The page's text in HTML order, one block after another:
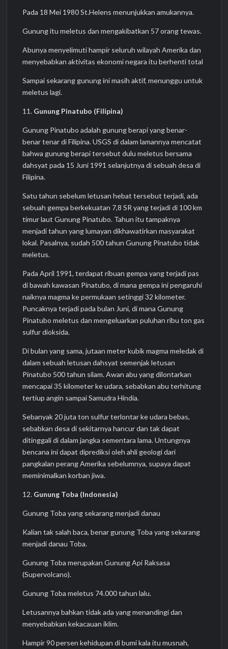
Pada 18 Mei 1980 St.Helens menunjukkan amukannya.
Gunung itu meletus dan mengakibatkan 57 orang tewas.
Abunya menyelimuti hampir seluruh wilayah Amerika dan
menyebabkan aktivitas ekonomi negara itu berhenti total
Sampai sekarang gunung ini masih aktif, menunggu untuk
meletus lagi.
11. Gunung Pinatubo (Filipina)
Gunung Pinatubo adalah gunung berapi yang benar-
benar tenar di Filipina. USGS di dalam lamannya mencatat
bahwa gunung berapi tersebut dulu meletus bersama
dahsyat pada 15 Juni 1991 selanjutnya di sebuah desa di
Filipina.
Satu tahun sebelum letusan hebat tersebut terjadi, ada
sebuah gempa berkekuatan 7,8 SR yang terjadi di 100 km
timur laut Gunung Pinatubo. Tahun itu tampaknya
menjadi tahun yang lumayan dikhawatirkan masyarakat
lokal. Pasalnya, sudah 500 tahun Gunung Pinatubo tidak
meletus.
Pada April 1991, terdapat ribuan gempa yang terjadi pas
di bawah kawasan Pinatubo, di mana gempa ini pengaruhi
naiknya magma ke permukaan setinggi 32 kilometer.
Puncaknya terjadi pada bulan Juni, di mana Gunung
Pinatubo meletus dan mengeluarkan puluhan ribu ton gas
sulfur dioksida.
Di bulan yang sama, jutaan meter kubik magma meledak di
dalam sebuah letusan dahsyat semenjak letusan
Pinatubo 500 tahun silam. Awan abu yang dilontarkan
mencapai 35 kilometer ke udara, sebabkan abu terhitung
tertiup angin sampai Samudra Hindia.
Sebanyak 20 juta ton sulfur terlontar ke udara bebas,
sebabkan desa di sekitarnya hancur dan tak dapat
ditinggali di dalam jangka sementara lama. Untungnya
bencana ini dapat diprediksi oleh ahli geologi dari
pangkalan perang Amerika sebelumnya, supaya dapat
meminimalkan korban jiwa.
12. Gunung Toba (Indonesia)
Gunung Toba yang sekarang menjadi danau
Kalian tak salah baca, benar gunung Toba yang sekarang
menjadi danau Toba.
Gunung Toba merupakan Gunung Api Raksasa
(Supervolcano).
Gunung Toba meletus 74.000 tahun lalu.
Letusannya bahkan tidak ada yang menandingi dan
menyebabkan kekacauan iklim.
Hampir 90 persen kehidupan di bumi kala itu musnah,